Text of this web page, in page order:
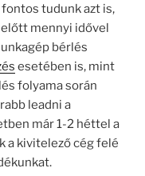
tudunk azt is,
mennyi idővel
bérlés
esetében is, mint
folyama során
leadni a
már 1-2 héttel a
a kivitelező cég felé